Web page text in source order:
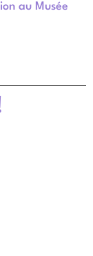
au Musée